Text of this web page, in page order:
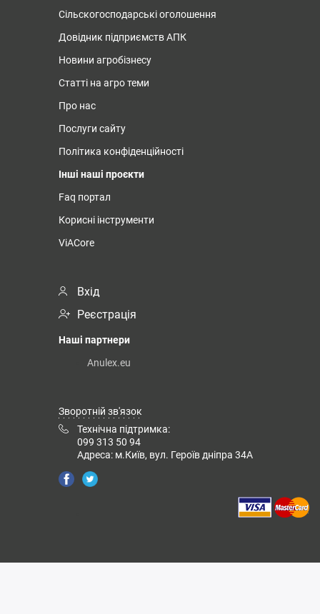
Сільскогосподарські оголошення
Довідник підприємств АПК
Новини агробізнесу
Статті на агро теми
Про нас
Послуги сайту
Політика конфіденційності
Інші наші проєкти
Faq портал
Корисні інструменти
ViACore
Вхід
Реєстрація
Наші партнери
Anulex.eu
Зворотній зв'язок
Технічна підтримка:
099 313 50 94
Адреса: м.Київ, вул. Героїв дніпра 34А